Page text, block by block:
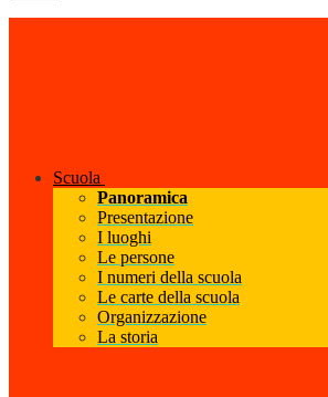
Scuola
Panoramica
Presentazione
I luoghi
Le persone
I numeri della scuola
Le carte della scuola
Organizzazione
La storia